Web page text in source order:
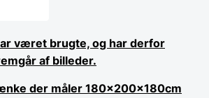
været brugte, og har derfor
af billeder.​
der måler 180x200x180cm